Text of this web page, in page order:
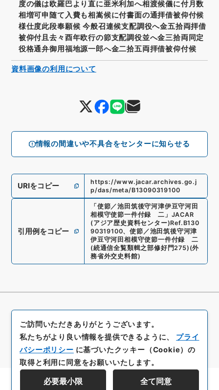
情報の間違いや不具合をセンターに知らせる
度の儀は欧羅巴より直に亜米利加へ相渡候儀に付月数
相増可申随て入費も相嵩候に付書面の通拝借被仰付候
様仕度此段奉願候 今般召連候支配調役へ金五拾両拝借
被仰付且去々酉年欧行の節支配調役並へ金三拾両同定
役格通弁御用福地源一郎へ金二拾五両拝借被仰付候
URIをコピー
https://www.jacar.archives.go.j
p/das/meta/B13090319100
引用例をコピー
「 使節／池田筑後守河津伊豆守河田
相模守使節一件付録 二 」 JACAR
(アジア歴史資料センター)Ref. B130
90319100、使節／池田筑後守河津
伊豆守河田相模守使節一件付録 二
(続通信全覧類輯之部修好門275) (外
務省外交史料館)
資料画像の利用について
ご訪問いただきありがとうございます。
私たちがより良い情報を提供できるように、 プライ
バシーポリシー に基づいたクッキー（Cookie）の
取得と利用に同意をお願いいたします。
必要最小限 全て同意